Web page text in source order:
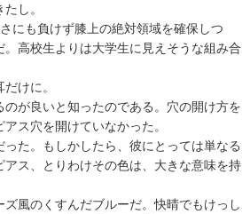
し。
にも負けず膝上の絶対領域を確保しつ
高校生よりは大学生に見えそうな組み合
けに。
が良いと知ったのである。穴の開け方を
ス穴を開けていなかった。
た。もしかしたら、彼にとっては単なる
ス、とりわけその色は、大きな意味を持
風のくすんだブルーだ。快晴でもけっし